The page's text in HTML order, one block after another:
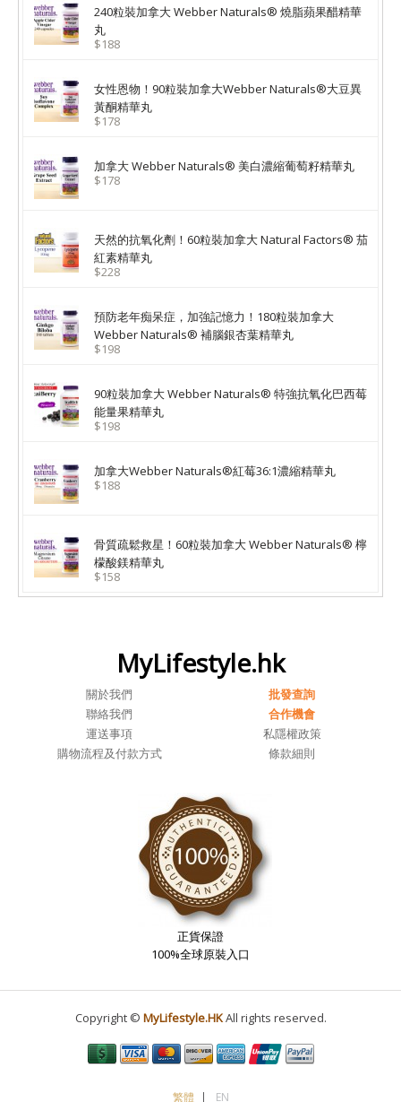
240粒裝加拿大 Webber Naturals® 燒脂蘋果醋精華
丸
$188
女性恩物！90粒裝加拿大Webber Naturals®大豆異
黃酮精華丸
$178
加拿大 Webber Naturals® 美白濃縮葡萄籽精華丸
$178
天然的抗氧化劑！60粒裝加拿大 Natural Factors® 茄
紅素精華丸
$228
預防老年痴呆症，加強記憶力！180粒裝加拿大
Webber Naturals® 補腦銀杏葉精華丸
$198
90粒裝加拿大 Webber Naturals® 特強抗氧化巴西莓
能量果精華丸
$198
加拿大Webber Naturals®紅莓36:1濃縮精華丸
$188
骨質疏鬆救星！60粒裝加拿大 Webber Naturals® 檸
檬酸鎂精華丸
$158
MyLifestyle.hk
關於我們
批發查詢
聯絡我們
合作機會
運送事項
私隱權政策
購物流程及付款方式
條款細則
正貨保證
100%全球原裝入口
Copyright © MyLifestyle.HKAll rights reserved.
繁體 EN